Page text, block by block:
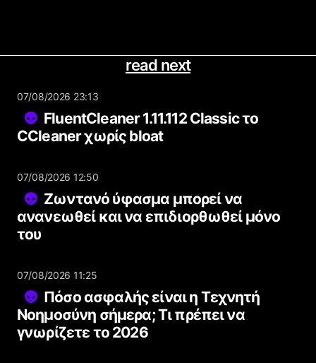
read next
07/08/2026 23:13
FluentCleaner 1.11.112 Classic το
CCleaner χωρίς bloat
07/08/2026 12:50
Ζωντανό ύφασμα μπορεί να
ανανεωθεί και να επιδιορθωθεί μόνο
του
07/08/2026 11:25
Πόσο ασφαλής είναι η Τεχνητή
Νοημοσύνη σήμερα; Τι πρέπει να
γνωρίζετε το 2026